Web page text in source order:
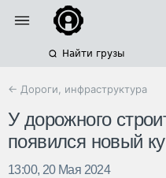
Найти грузы
← Дороги, инфраструктура
У дорожного
появился новый
13:00, 20 Мая 2024